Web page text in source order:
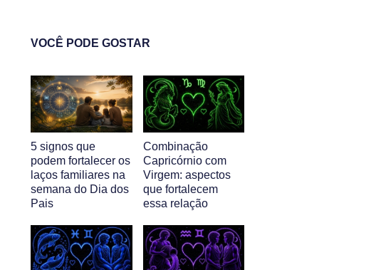
VOCÊ PODE GOSTAR
5 signos que
podem fortalecer os
laços familiares na
semana do Dia dos
Pais
Combinação
Capricórnio com
Virgem: aspectos
que fortalecem
essa relação